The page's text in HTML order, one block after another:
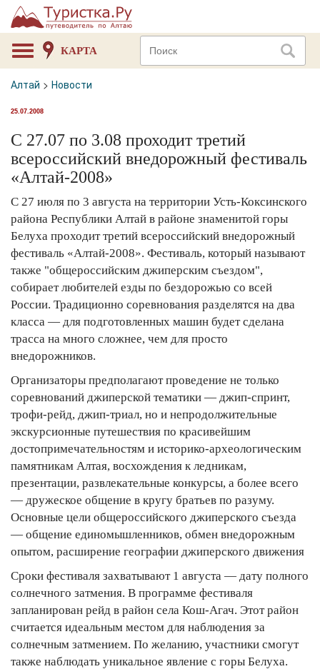
КАРТА
Алтай > Новости
25.07.2008
С 27.07 по 3.08 проходит третий
всероссийский внедорожный фестиваль
«Алтай-2008»
С 27 июля по 3 августа на территории Усть-Коксинского
района Республики Алтай в районе знаменитой горы
Белуха проходит третий всероссийский внедорожный
фестиваль «Алтай-2008». Фестиваль, который называют
также "общероссийским джиперским съездом",
собирает любителей езды по бездорожью со всей
России. Традиционно соревнования разделятся на два
класса — для подготовленных машин будет сделана
трасса на много сложнее, чем для просто
внедорожников.
Организаторы предполагают проведение не только
соревнований джиперской тематики — джип-спринт,
трофи-рейд, джип-триал, но и непродолжительные
экскурсионные путешествия по красивейшим
достопримечательностям и историко-археологическим
памятникам Алтая, восхождения к ледникам,
презентации, развлекательные конкурсы, а более всего
— дружеское общение в кругу братьев по разуму.
Основные цели общероссийского джиперского съезда
— общение единомышленников, обмен внедорожным
опытом, расширение географии джиперского движения
Сроки фестиваля захватывают 1 августа — дату полного
солнечного затмения. В программе фестиваля
запланирован рейд в район села Кош-Агач. Этот район
считается идеальным местом для наблюдения за
солнечным затмением. По желанию, участники смогут
также наблюдать уникальное явление с горы Белуха.